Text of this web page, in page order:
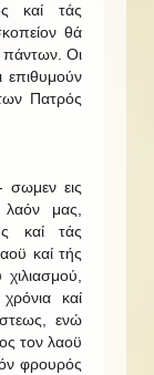
καί τάς
θά
πάντων. Οι
επιθυμούν
Πατρός
σωμεν εις
λαόν μας,
καί τάς
καί τής
καί
ενώ
τον λαοϋ
φρουρός